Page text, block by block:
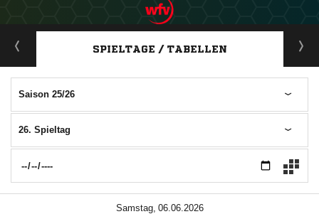
ANZEIGE
SPIELTAGE / TABELLEN
Saison 25/26
26. Spieltag
 